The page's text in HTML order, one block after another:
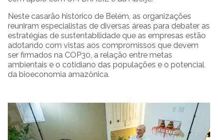
Neste casarão histórico de Belém, as organizações
reuniram especialistas de diversas áreas para debater as
estratégias de sustentabilidade que as empresas estão
adotando com vistas aos compromissos que devem
ser firmados na COP30, a relação entre metas
ambientais e o cotidiano das populações e o potencial
da bioeconomia amazônica.